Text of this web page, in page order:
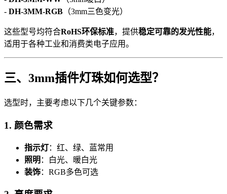
- DH-3MM-RGB （3mm三色变光）
这些型号均符合RoHS环保标准，提供稳定可靠的发光性能，
适用于各种工业和消费类电子应用。
三、3mm插件灯珠如何选型？
选型时，主要考虑以下几个关键参数：
1. 颜色需求
指示灯：红、绿、蓝常用
照明 ：白光、暖白光
装饰：RGB多色可选